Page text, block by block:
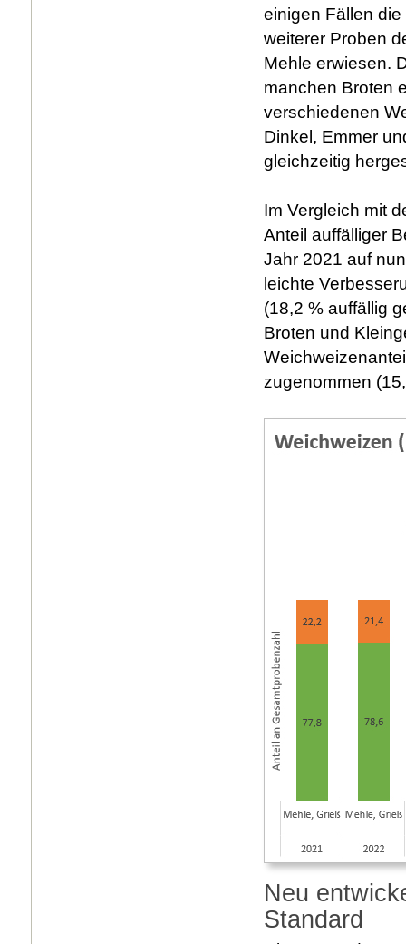
einigen Fällen
weiterer Proben
Mehle erwiesen.
manchen Broten
verschiedenen
Dinkel, Emmer
gleichzeitig
Im Vergleich mit
Anteil auffälliger
Jahr 2021 auf
leichte
(18,2 % auffällig
Broten und
zugenommen
Neu
Standard